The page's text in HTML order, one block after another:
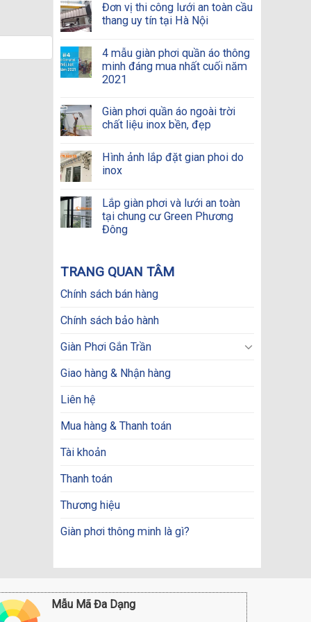
Đơn vị thi công lưới an toàn cầu
thang uy tín tại Hà Nội
4 mẫu giàn phơi quần áo thông
minh đáng mua nhất cuối năm
2021
Giàn phơi quần áo ngoài trời
chất liệu inox bền, đẹp
Hình ảnh lắp đặt gian phoi do
inox
Lắp giàn phơi và lưới an toàn
tại chung cư Green Phương
Đông
TRANG QUAN TÂM
Chính sách bán hàng
Chính sách bảo hành
Giàn Phơi Gắn Trần
Giao hàng & Nhận hàng
Liên hệ
Mua hàng & Thanh toán
Tài khoản
Thanh toán
Thương hiệu
Giàn phơi thông minh là gì?
Mẫu Mã Đa Dạng